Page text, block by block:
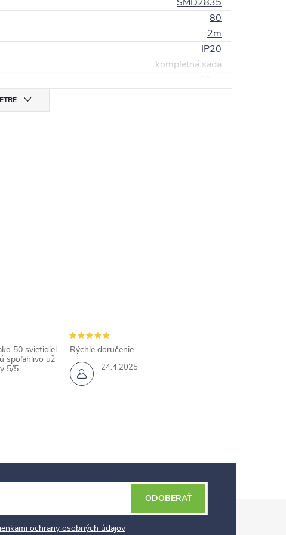
80
2m
IP20
kompletná sada
50 svietidiel
spoľahlivo už
5/5
24.4.2025
Rýchle doručenie
ochrany osobných údajov
ODOBERAŤ